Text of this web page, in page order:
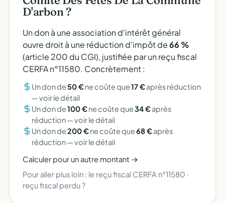
D'arbon ?
Un don à une association d'intérêt général
ouvre droit à une réduction d'impôt de66 %
(article 200 du CGI), justifiée par un reçu fiscal
CERFA n°11580. Concrètement :
Un don de50 €ne coûte que17 €après réduction
—voir le détail
Un don de100 €ne coûte que34 €après
réduction —voir le détail
Un don de200 €ne coûte que68 €après
réduction —voir le détail
Calculer pour un autre montant →
Pour aller plus loin : le reçu fiscal CERFA n°11580 ·
reçu fiscal perdu ?